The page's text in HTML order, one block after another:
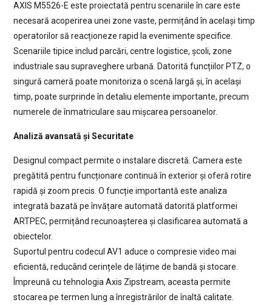
AXIS M5526-E este proiectată pentru scenariile în care este
necesară acoperirea unei zone vaste, permițând în același timp
operatorilor să reacționeze rapid la evenimente specifice.
Scenariile tipice includ parcări, centre logistice, școli, zone
industriale sau supraveghere urbană. Datorită funcțiilor PTZ, o
singură cameră poate monitoriza o scenă largă și, în același
timp, poate surprinde în detaliu elemente importante, precum
numerele de înmatriculare sau mișcarea persoanelor.
Analiză avansată și Securitate
Designul compact permite o instalare discretă. Camera este
pregătită pentru funcționare continuă în exterior și oferă rotire
rapidă și zoom precis. O funcție importantă este analiza
integrată bazată pe învățare automată datorită platformei
ARTPEC, permițând recunoașterea și clasificarea automată a
obiectelor.
Suportul pentru codecul AV1 aduce o compresie video mai
eficientă, reducând cerințele de lățime de bandă și stocare.
Împreună cu tehnologia Axis Zipstream, aceasta permite
stocarea pe termen lung a înregistrărilor de înaltă calitate.